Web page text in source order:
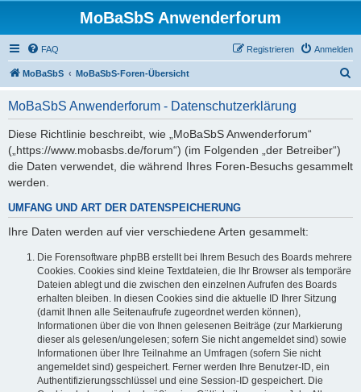
MoBaSbS Anwenderforum
FAQ Anmelden
Registrieren
MoBaSbS MoBaSbS-Foren-Übersicht
MoBaSbS Anwenderforum - Datenschutzerklärung
Diese Richtlinie beschreibt, wie „MoBaSbS Anwenderforum“
(„https://www.mobasbs.de/forum“) (im Folgenden „der Betreiber“)
die Daten verwendet, die während Ihres Foren-Besuchs gesammelt
werden.
UMFANG UND ART DER DATENSPEICHERUNG
Ihre Daten werden auf vier verschiedene Arten gesammelt:
Die Forensoftware phpBB erstellt bei Ihrem Besuch des Boards mehrere
Cookies. Cookies sind kleine Textdateien, die Ihr Browser als temporäre
Dateien ablegt und die zwischen den einzelnen Aufrufen des Boards
erhalten bleiben. In diesen Cookies sind die aktuelle ID Ihrer Sitzung
(damit Ihnen alle Seitenaufrufe zugeordnet werden können),
Informationen über die von Ihnen gelesenen Beiträge (zur Markierung
dieser als gelesen/ungelesen; sofern Sie nicht angemeldet sind) sowie
Informationen über Ihre Teilnahme an Umfragen (sofern Sie nicht
angemeldet sind) gespeichert. Ferner werden Ihre Benutzer-ID, ein
Authentifizierungsschlüssel und eine Session-ID gespeichert. Die